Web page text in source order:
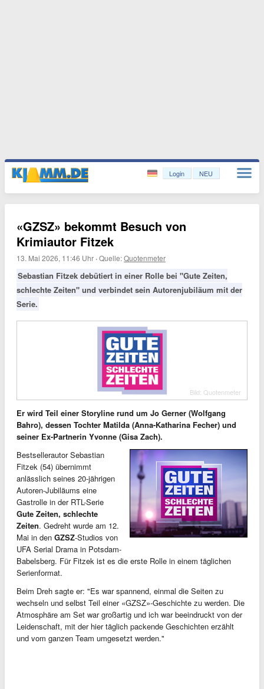
Login NEU
«GZSZ» bekommt Besuch von
Krimiautor Fitzek
13. Mai 2026, 11:46 Uhr ·Quelle:Quotenmeter
Sebastian Fitzek debütiert in einer Rolle bei "Gute Zeiten,
schlechte Zeiten" und verbindet sein Autorenjubiläum mit der
Serie.
Bild: Quotenmeter
Er wird Teil einer Storyline rund um Jo Gerner (Wolfgang
Bahro), dessen Tochter Matilda (Anna-Katharina Fecher) und
seiner Ex-Partnerin Yvonne (Gisa Zach).
Bestsellerautor Sebastian
Fitzek (54) übernimmt
anlässlich seines 20-jährigen
Autoren-Jubiläums eine
Gastrolle in der RTL-Serie
Gute Zeiten, schlechte
Zeiten. Gedreht wurde am 12.
Mai in den GZSZ-Studios von
UFA Serial Drama in Potsdam-
Babelsberg. Für Fitzek ist es die erste Rolle in einem täglichen
Serienformat.
Beim Dreh sagte er: "Es war spannend, einmal die Seiten zu
wechseln und selbst Teil einer «GZSZ»-Geschichte zu werden. Die
Atmosphäre am Set war großartig und ich war beeindruckt von der
Leidenschaft, mit der hier täglich packende Geschichten erzählt
und vom ganzen Team umgesetzt werden."